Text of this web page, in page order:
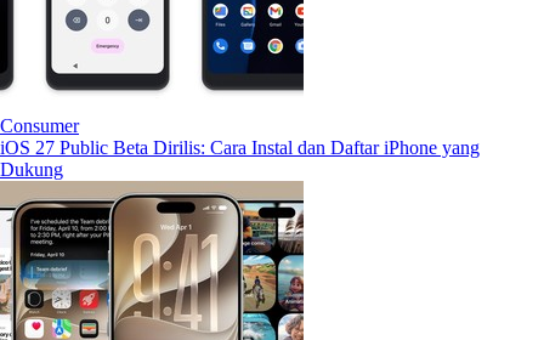
Consumer
iOS 27 Public Beta Dirilis: Cara Instal dan Daftar iPhone yang
Dukung